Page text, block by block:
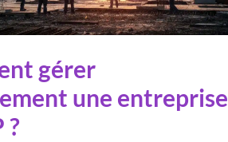
gérer
une entreprise
?